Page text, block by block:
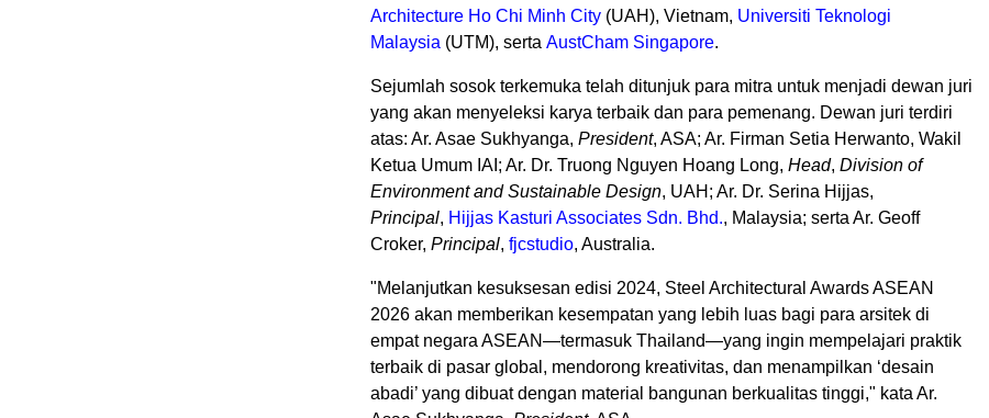
Architecture Ho Chi Minh City (UAH), Vietnam, Universiti Teknologi
Malaysia (UTM), serta AustCham Singapore.
Sejumlah sosok terkemuka telah ditunjuk para mitra untuk menjadi dewan juri
yang akan menyeleksi karya terbaik dan para pemenang. Dewan juri terdiri
atas: Ar. Asae Sukhyanga, President, ASA; Ar. Firman Setia Herwanto, Wakil
Ketua Umum IAI; Ar. Dr. Truong Nguyen Hoang Long, Head, Division of
Environment and Sustainable Design, UAH; Ar. Dr. Serina Hijjas,
Principal, Hijjas Kasturi Associates Sdn. Bhd., Malaysia; serta Ar. Geoff
Croker, Principal, fjcstudio, Australia.
"Melanjutkan kesuksesan edisi 2024, Steel Architectural Awards ASEAN
2026 akan memberikan kesempatan yang lebih luas bagi para arsitek di
empat negara ASEAN—termasuk Thailand—yang ingin mempelajari praktik
terbaik di pasar global, mendorong kreativitas, dan menampilkan ‘desain
abadi’ yang dibuat dengan material bangunan berkualitas tinggi," kata Ar.